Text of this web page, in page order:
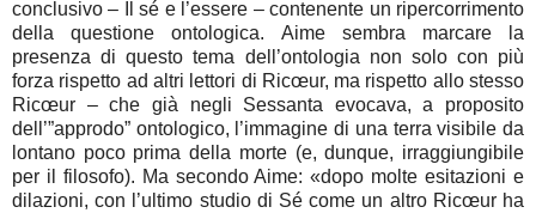
conclusivo – Il sé e l’essere – contenente un ripercorrimento
della questione ontologica. Aime sembra marcare la
presenza di questo tema dell’ontologia non solo con più
forza rispetto ad altri lettori di Ricœur, ma rispetto allo stesso
Ricœur – che già negli Sessanta evocava, a proposito
dell’”approdo” ontologico, l’immagine di una terra visibile da
lontano poco prima della morte (e, dunque, irraggiungibile
per il filosofo). Ma secondo Aime: «dopo molte esitazioni e
dilazioni, con l’ultimo studio di Sé come un altro Ricœur ha